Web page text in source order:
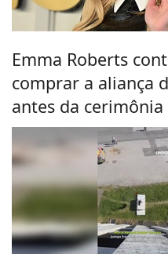
Emma Roberts
comprar a aliança
antes da cerimônia